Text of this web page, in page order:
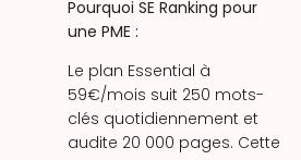
Pourquoi SE Ranking pour
une PME :
Le plan Essential à
59€/mois suit 250 mots-
clés quotidiennement et
audite 20 000 pages. Cette